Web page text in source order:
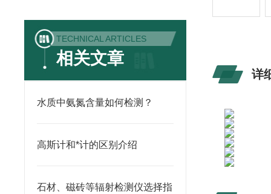
TECHNICAL ARTICLES
相关文章
水质中氨氮含量如何检测？
高斯计和*计的区别介绍
石材、磁砖等辐射检测仪选择指
详